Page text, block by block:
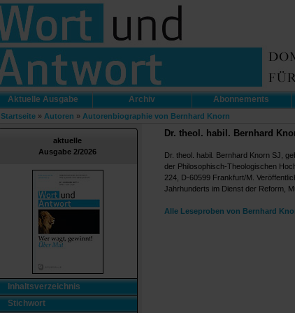
Aktuelle Ausgabe Archiv Abonnements
Startseite» Autoren » Autorenbiographie von Bernhard Knorn
aktuelle
Ausgabe 2/2026
Inhaltsverzeichnis
Stichwort
Dr. theol. habil. Bernhard
Dr. theol. habil. Bernhard Knorn SJ,
der Philosophisch-Theologischen
224, D-60599 Frankfurt/M.
Jahrhunderts im Dienst der Reform,
Alle Leseproben von Bernhard